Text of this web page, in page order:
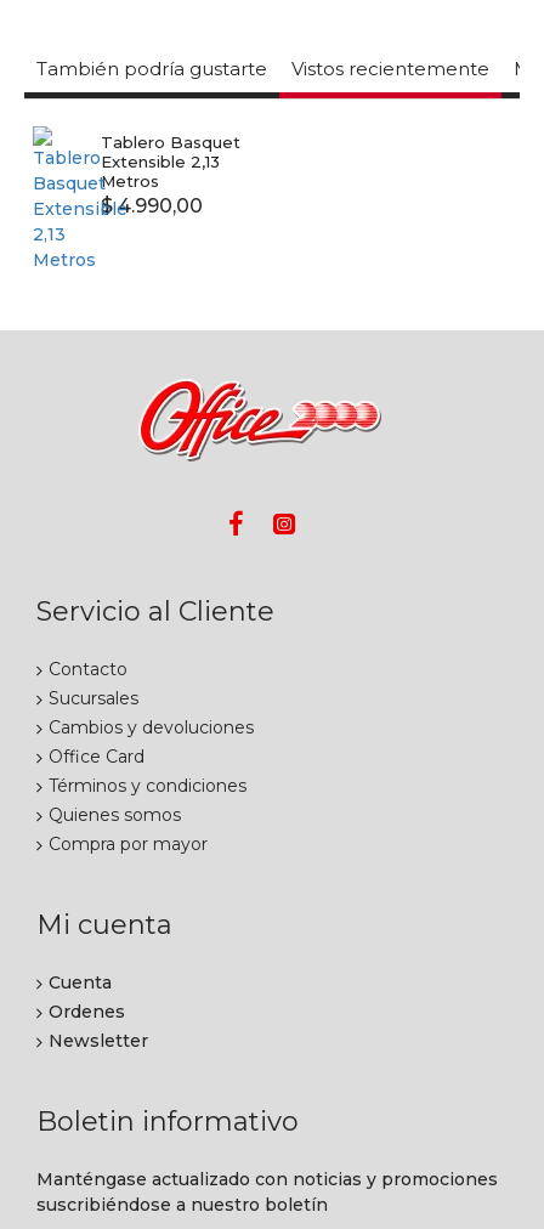
También podría gustarte Vistos recientemente
Tablero Basquet
Extensible 2,13
Metros
$ 4.990,00
Servicio al Cliente
Contacto
Sucursales
Cambios y devoluciones
Office Card
Términos y condiciones
Quienes somos
Compra por mayor
Mi cuenta
Cuenta
Ordenes
Newsletter
Boletin informativo
Manténgase actualizado con noticias y promociones
suscribiéndose a nuestro boletín